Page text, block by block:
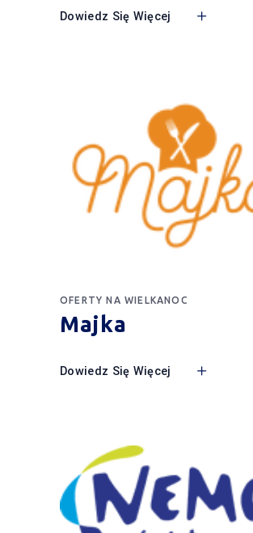
Dowiedz Się Więcej
OFERTY NA WIELKANOC
Majka
Dowiedz Się Więcej